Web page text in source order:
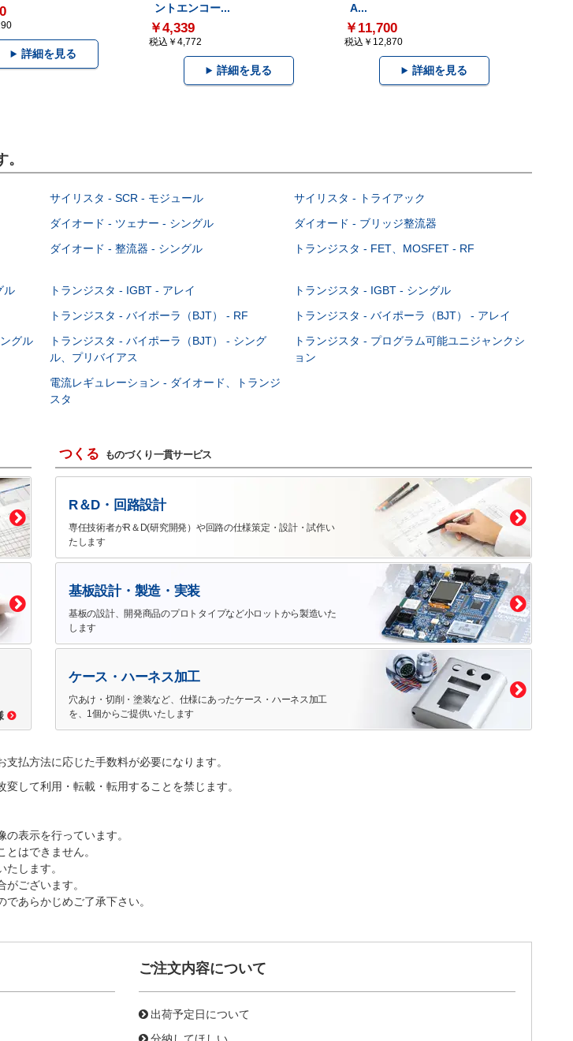
詳細を見る
ントエンコー...
￥4,339
税込￥4,772
詳細を見る
A...
￥11,700
税込￥12,870
詳細を見る
サイリスタ - SCR - モジュール
サイリスタ - トライアック
ダイオード - ツェナー - シングル
ダイオード - ブリッジ整流器
ダイオード - 整流器 - シングル トランジスタ - FET、MOSFET - RF
ル トランジスタ - IGBT - アレイ
トランジスタ - IGBT - シングル
トランジスタ - バイポーラ（BJT） - RF
トランジスタ - バイポーラ（BJT） - アレイ
グル
トランジスタ - バイポーラ（BJT） - シング
ル、プリバイアス
トランジスタ - プログラム可能ユニジャンクシ
ョン
電流レギュレーション - ダイオード、トランジ
スタ
つくる ものづくり一貫サービス
R＆D・回路設計
専任技術者がR＆D(研究開発）や回路の仕様策定・設計・試作い
たします
基板設計・製造・実装
基板の設計、開発商品のプロトタイプなど小ロットから製造いた
します
ケース・ハーネス加工
穴あけ・切削・塗装など、仕様にあったケース・ハーネス加工
を、1個からご提供いたします
払方法に応じた手数料が必要になります。
して利用・転載・転用することを禁じます。
表示を行っています。
はできません。
します。
ございます。
あらかじめご了承下さい。
ご注文内容について
出荷予定日について
分納してほしい